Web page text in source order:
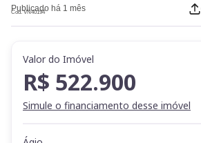
Publicado há 1 mês
Cod. VN40194
Valor do Imóvel
R$ 522.900
Simule o financiamento desse imóvel